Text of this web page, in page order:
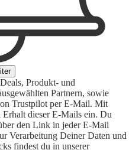
Produkt- und
Partnern, sowie
Trustpilot per E-Mail. Mit
dieser E-Mails ein. Du
den Link in jeder E-Mail
Verarbeitung Deiner Daten und
findest du in unserer